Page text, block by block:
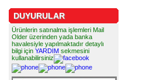
DUYURULAR
Ürünlerin satınalma işlemleri Mail
Older üzerinden yada banka
havalesiyle yapılmaktadır detaylı
bilgi için YARDIM sekmesini
kullanabilirsiniz